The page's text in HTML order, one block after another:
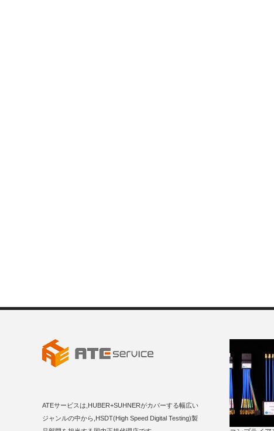
ATEサービスは,HUBER+SUHNERがカバーする幅広い
ジャンルの中から,HSDT(High Speed Digital Testing)製